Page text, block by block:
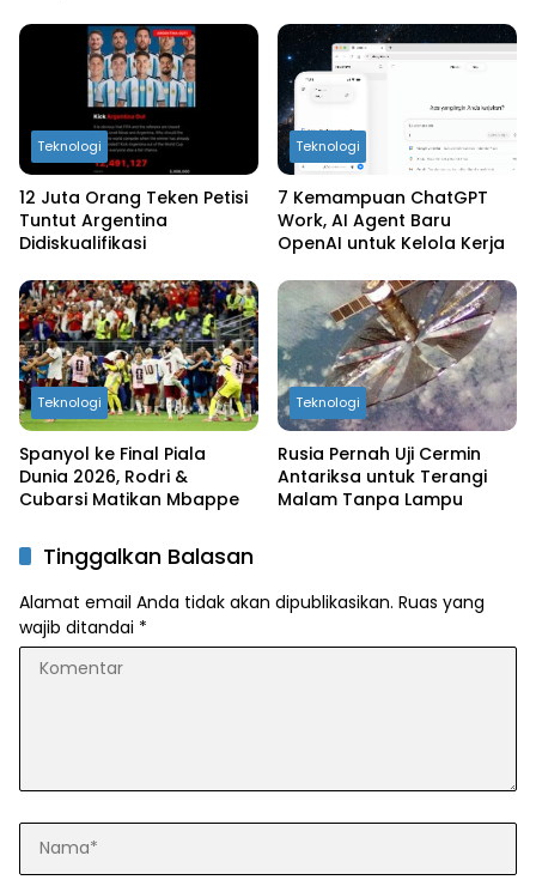
Teknologi
12 Juta Orang Teken Petisi
Tuntut Argentina
Didiskualifikasi
Teknologi
7 Kemampuan ChatGPT
Work, AI Agent Baru
OpenAI untuk Kelola Kerja
Teknologi
Spanyol ke Final Piala
Dunia 2026, Rodri &
Cubarsi Matikan Mbappe
Teknologi
Rusia Pernah Uji Cermin
Antariksa untuk Terangi
Malam Tanpa Lampu
Tinggalkan Balasan
Alamat email Anda tidak akan dipublikasikan. Ruas yang
wajib ditandai *